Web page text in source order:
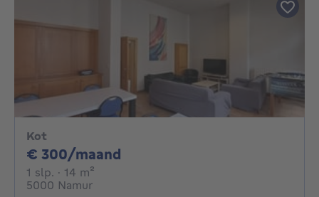
Kot
€ 300/maand
1 slp. 1 slaapkamer
· 14 m²
5000 Namur